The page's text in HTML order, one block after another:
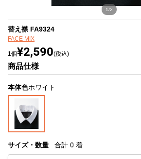
1/2
替え襟 FA9324
FACE MIX
1個¥2,590(税込)
商品仕様
本体色ホワイト
サイズ・数量 合計 0 着